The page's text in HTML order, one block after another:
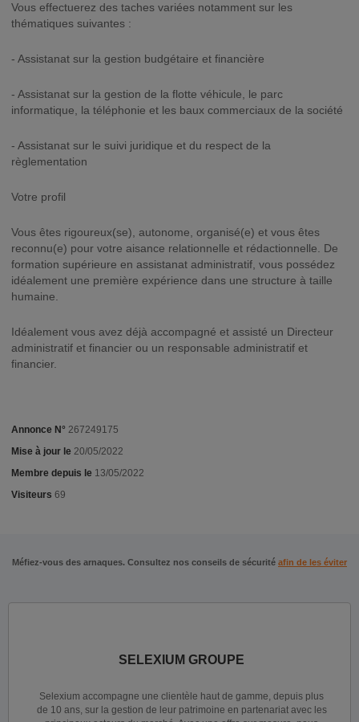
Vous effectuerez des taches variées notamment sur les
thématiques suivantes :
- Assistanat sur la gestion budgétaire et financière
- Assistanat sur la gestion de la flotte véhicule, le parc
informatique, la téléphonie et les baux commerciaux de la société
- Assistanat sur le suivi juridique et du respect de la
règlementation
Votre profil
Vous êtes rigoureux(se), autonome, organisé(e) et vous êtes
reconnu(e) pour votre aisance relationnelle et rédactionnelle. De
formation supérieure en assistanat administratif, vous possédez
idéalement une première expérience dans une structure à taille
humaine.
Idéalement vous avez déjà accompagné et assisté un Directeur
administratif et financier ou un responsable administratif et
financier.
Annonce N° 267249175
Mise à jour le 20/05/2022
Membre depuis le 13/05/2022
Visiteurs 69
Méfiez-vous des arnaques. Consultez nos conseils de sécurité afin de les éviter
SELEXIUM GROUPE
Selexium accompagne une clientèle haut de gamme, depuis plus
de 10 ans, sur la gestion de leur patrimoine en partenariat avec les